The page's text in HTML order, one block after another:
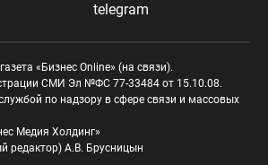
telegram
«Бизнес Online» (на связи).
СМИ Эл №ФС 77-33484 от 15.10.08.
по надзору в сфере связи и массовых
Медия Холдинг»
редактор) А.В. Брусницын